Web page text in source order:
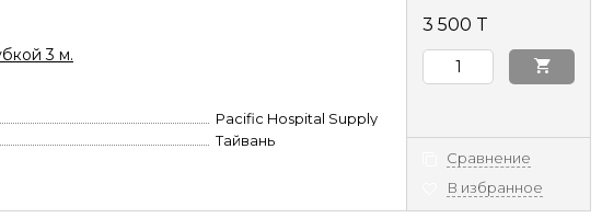
3 м.
Pacific Hospital Supply
Тайвань
3 500 T
Сравнение
В избранное